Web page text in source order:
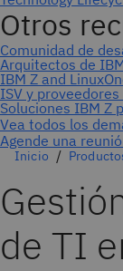
Agende una
Inicio
de TI